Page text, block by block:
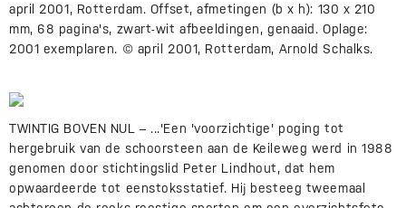
april 2001, Rotterdam. Offset, afmetingen (b x h): 130 x 210
mm, 68 pagina's, zwart-wit afbeeldingen, genaaid. Oplage:
2001 exemplaren. © april 2001, Rotterdam, Arnold Schalks.
TWINTIG BOVEN NUL – ...'Een 'voorzichtige' poging tot
hergebruik van de schoorsteen aan de Keileweg werd in 1988
genomen door stichtingslid Peter Lindhout, dat hem
opwaardeerde tot eenstoksstatief. Hij besteeg tweemaal